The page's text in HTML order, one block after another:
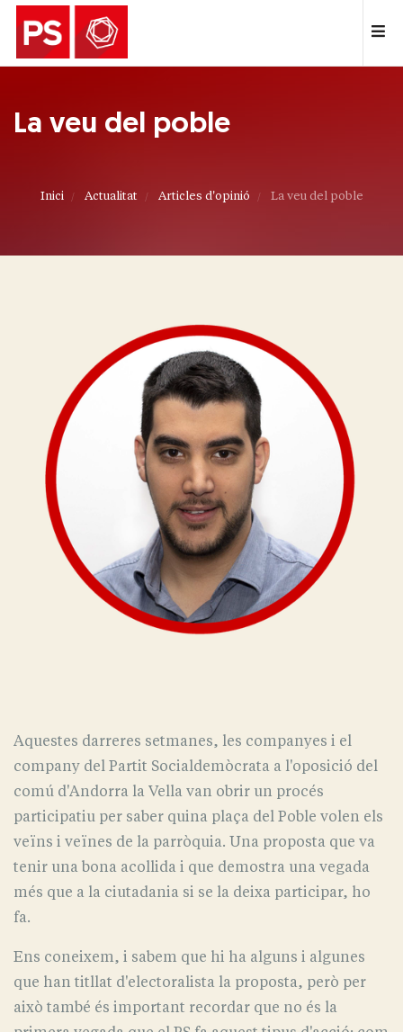
La veu del poble
Inici Actualitat Articles d'opinió La veu del poble
Aquestes darreres setmanes, les companyes i el
company del Partit Socialdemòcrata a l'oposició del
comú d'Andorra la Vella van obrir un procés
participatiu per saber quina plaça del Poble volen els
veïns i veïnes de la parròquia. Una proposta que va
tenir una bona acollida i que demostra una vegada
més que a la ciutadania si se la deixa participar, ho
fa.
Ens coneixem, i sabem que hi ha alguns i algunes
que han titllat d'electoralista la proposta, però per
això també és important recordar que no és la